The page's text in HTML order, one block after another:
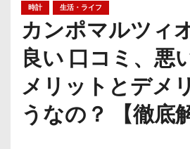
時計 生活・ライフ
カンポマルツィ
良い 口コミ、悪
メリットとデメ
うなの？ 【徹底